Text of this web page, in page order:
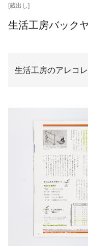
[蔵出し]
生活工房バック
生活工房のアレコ